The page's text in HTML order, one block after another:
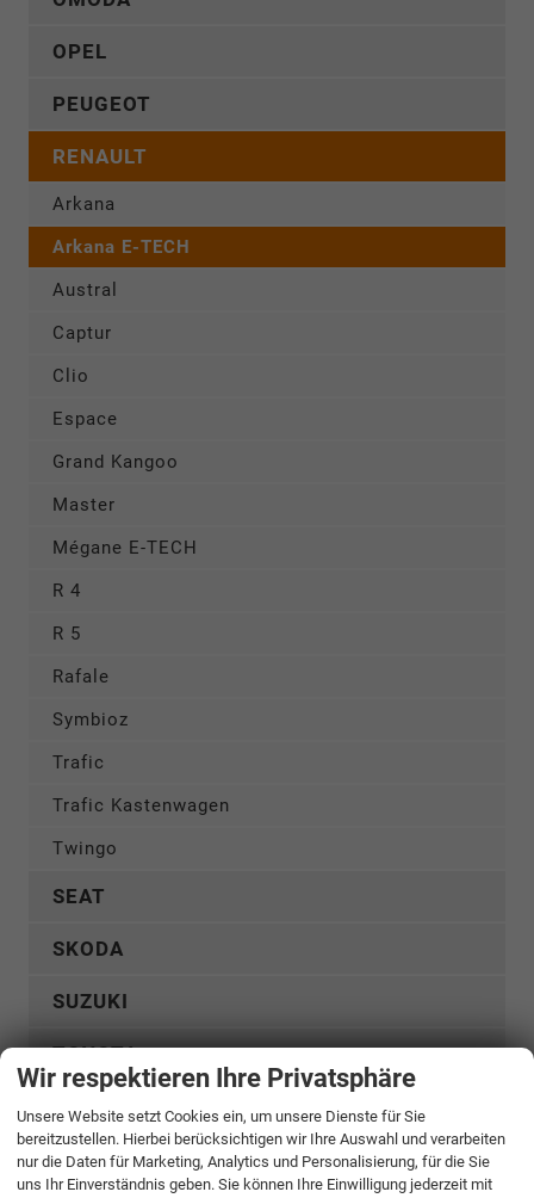
OPEL
PEUGEOT
RENAULT
Arkana
Arkana E-TECH
Austral
Captur
Clio
Espace
Grand Kangoo
Master
Mégane E-TECH
R 4
R 5
Rafale
Symbioz
Trafic
Trafic Kastenwagen
Twingo
SEAT
SKODA
SUZUKI
TOYOTA
VOLKSWAGEN
VOLVO
Wir respektieren Ihre Privatsphäre
Unsere Website setzt Cookies ein, um unsere Dienste für Sie
bereitzustellen. Hierbei berücksichtigen wir Ihre Auswahl und verarbeiten
nur die Daten für Marketing, Analytics und Personalisierung, für die Sie
uns Ihr Einverständnis geben. Sie können Ihre Einwilligung jederzeit mit